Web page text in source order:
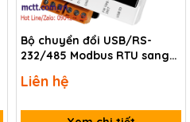
Bộ chuyển đổi USB/RS-
232/485 Modbus RTU sang
Liên hệ